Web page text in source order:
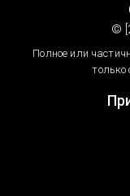
©
Полное или
только